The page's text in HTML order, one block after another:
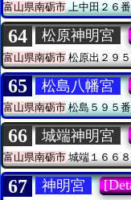
富山県南砺市上中田２６
64 松原神明宮
富山県南砺市 松原出２９
65 松島八幡宮
富山県南砺市松島５９５
66 城端神明宮
富山県南砺市城端１６６
67 神明宮